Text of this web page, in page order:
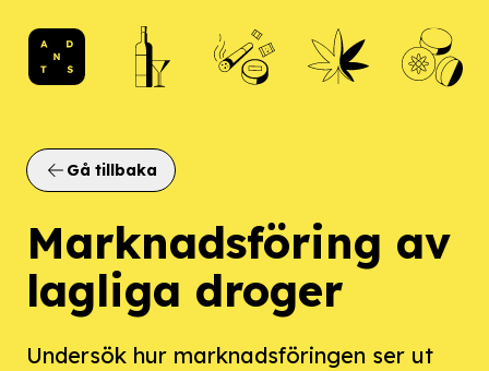
ANDTS logo
Gå tillbaka
Marknadsföring av
lagliga droger
Undersök hur marknadsföringen ser ut